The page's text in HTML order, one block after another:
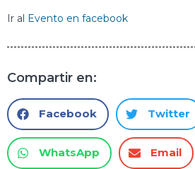
Ir al Evento en facebook
Compartir en:
Facebook Twitter
WhatsApp Email